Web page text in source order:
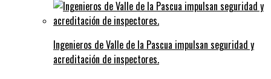
Ingenieros de Valle de la Pascua impulsan seguridad y
acreditación de inspectores.